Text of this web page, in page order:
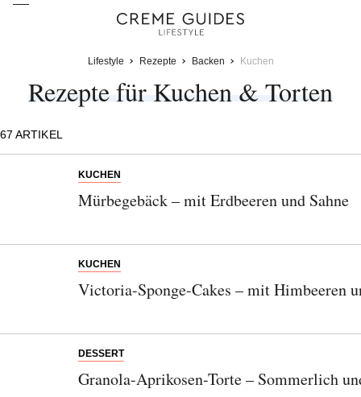
Lifestyle Rezepte Backen Kuchen
Rezepte für Kuchen & Torten
67 ARTIKEL
KUCHEN
Mürbegebäck – mit Erdbeeren und Sahne
KUCHEN
Victoria-Sponge-Cakes – mit Himbeeren
DESSERT
Granola-Aprikosen-Torte – Sommerlich